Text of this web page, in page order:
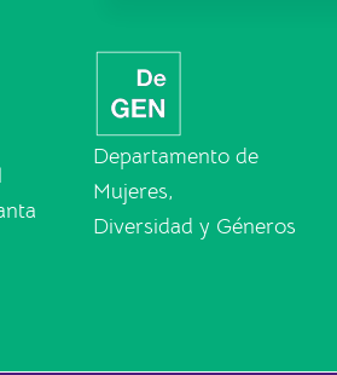
Departamento de
Mujeres,
Diversidad y Géneros